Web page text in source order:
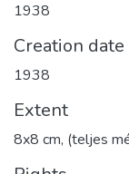
1938
Creation date
1938
Extent
8x8 cm, (teljes